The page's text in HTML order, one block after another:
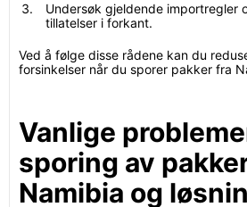
Undersøk gjeldende importregler
tillatelser i forkant.
Ved å følge disse rådene kan du
forsinkelser når du sporer pakker fra
Vanlige
sporing av
Namibia og